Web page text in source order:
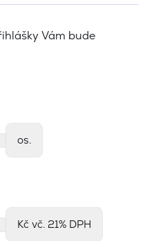
Vám bude
os.
Kč vč. 21% DPH